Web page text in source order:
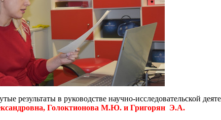
результаты в руководстве научно-исследовательской
Голоктионова М.Ю. и Григорян Э.А.